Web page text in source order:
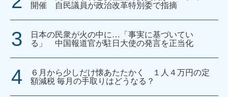
開催 自民議員が政治改革特別委で指摘
日本の民衆が火の中に…「事実に基づいてい
る」 中国報道官が駐日大使の発言を正当化
６月から少しだけ懐あたたかく １人４万円の定
額減税 毎月の手取りはどうなる？